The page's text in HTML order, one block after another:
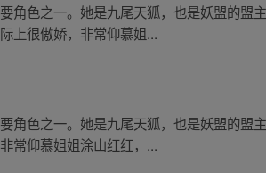
角色之一。她是九尾天狐，也是妖盟的盟
上很傲娇，非常仰慕姐...
角色之一。她是九尾天狐，也是妖盟的盟
常仰慕姐姐涂山红红，...